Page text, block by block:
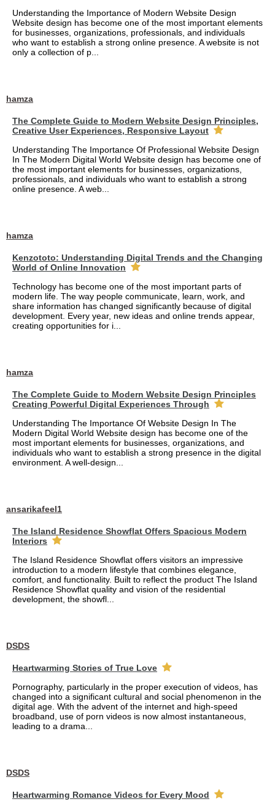
Understanding the Importance of Modern Website Design
Website design has become one of the most important elements
for businesses, organizations, professionals, and individuals
who want to establish a strong online presence. A website is not
only a collection of p...
hamza
The Complete Guide to Modern Website Design Principles,
Creative User Experiences, Responsive Layout
Understanding The Importance Of Professional Website Design
In The Modern Digital World Website design has become one of
the most important elements for businesses, organizations,
professionals, and individuals who want to establish a strong
online presence. A web...
hamza
Kenzototo: Understanding Digital Trends and the Changing
World of Online Innovation
Technology has become one of the most important parts of
modern life. The way people communicate, learn, work, and
share information has changed significantly because of digital
development. Every year, new ideas and online trends appear,
creating opportunities for i...
hamza
The Complete Guide to Modern Website Design Principles
Creating Powerful Digital Experiences Through
Understanding The Importance Of Website Design In The
Modern Digital World Website design has become one of the
most important elements for businesses, organizations, and
individuals who want to establish a strong presence in the digital
environment. A well-design...
ansarikafeel1
The Island Residence Showflat Offers Spacious Modern
Interiors
The Island Residence Showflat offers visitors an impressive
introduction to a modern lifestyle that combines elegance,
comfort, and functionality. Built to reflect the product The Island
Residence Showflat quality and vision of the residential
development, the showfl...
DSDS
Heartwarming Stories of True Love
Pornography, particularly in the proper execution of videos, has
changed into a significant cultural and social phenomenon in the
digital age. With the advent of the internet and high-speed
broadband, use of porn videos is now almost instantaneous,
leading to a drama...
DSDS
Heartwarming Romance Videos for Every Mood